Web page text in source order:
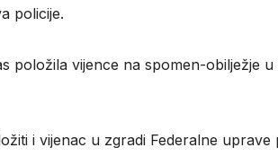
policije.
položila vijence na spomen-obilježje
i vijenac u zgradi Federalne